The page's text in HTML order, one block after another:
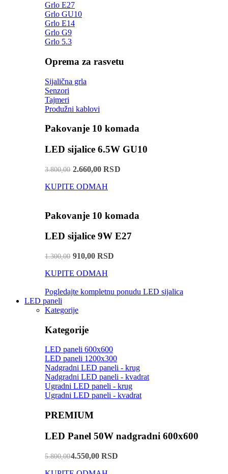
Grlo E27
Grlo GU10
Grlo E14
Grlo G9
Grlo 5.3
Oprema za rasvetu
Sijalična grla
Senzori
Tajmeri
Produžni kablovi
Pakovanje 10 komada
LED sijalice 6.5W GU10
3.800,002.660,00 RSD
KUPITE ODMAH
Pakovanje 10 komada
LED sijalice 9W E27
1.300,00910,00 RSD
KUPITE ODMAH
Pogledajte kompletnu ponudu LED sijalica
LED paneli
Kategorije
Kategorije
LED paneli 600x600
LED paneli 1200x300
Nadgradni LED paneli - krug
Nadgradni LED paneli - kvadrat
Ugradni LED paneli - krug
Ugradni LED paneli - kvadrat
PREMIUM
LED Panel 50W nadgradni 600x600
5.800,004.550,00 RSD